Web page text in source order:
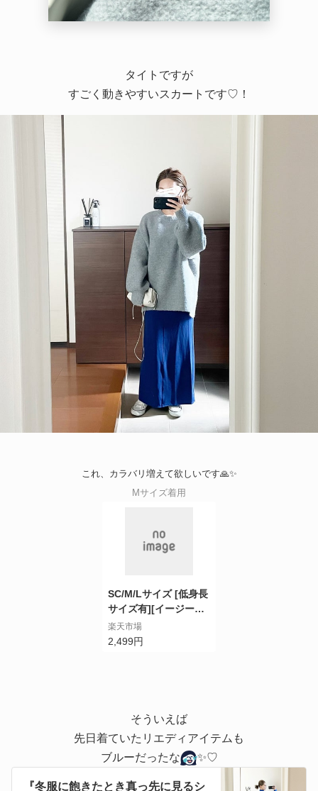
タイトですが
すごく動きやすいスカートです♡！
これ、カラバリ増えて欲しいです🙏✨
Mサイズ着用
SC/M/Lサイズ [低身長
サイズ有][イージーケ
ア]リブポンチバック
ベンツロングタイトス
楽天市場
2,499円
そういえば
先日着ていたリエディアイテムも
ブルーだったな
✨♡
『冬服に飽きたとき真っ先に見るシ